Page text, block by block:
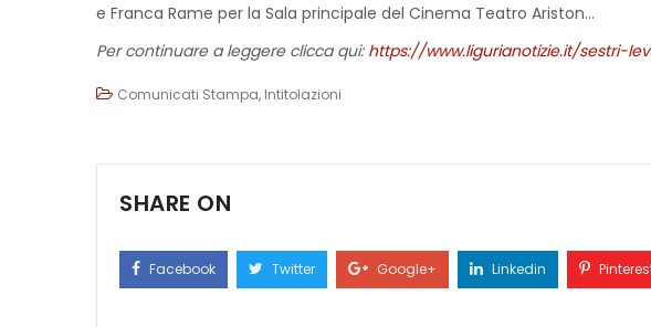
e Franca Rame per la Sala principale del Cinema Teatro Ariston…
Per continuare a leggere clicca qui: https://www.ligurianotizie.it/sestri-
Comunicati Stampa, Intitolazioni
SHARE ON
Facebook Twitter Google+ Linkedin